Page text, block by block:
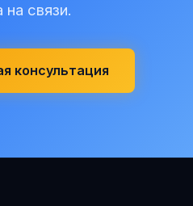
на связи.
консультация